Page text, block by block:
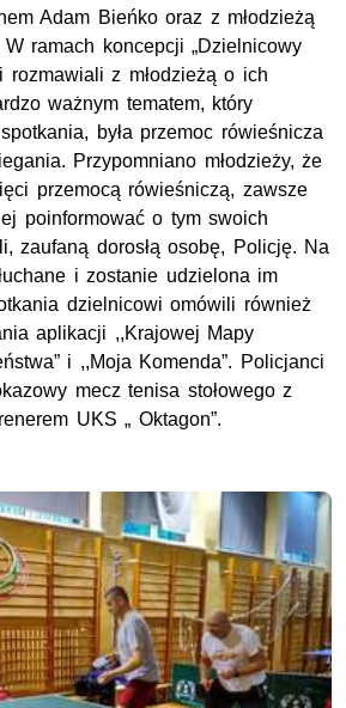
Adam Bieńko oraz z młodzieżą
ramach koncepcji „Dzielnicowy
rozmawiali z młodzieżą o ich
ważnym tematem, który
była przemoc rówieśnicza
Przypomniano młodzieży, że
przemocą rówieśniczą, zawsze
poinformować o tym swoich
zaufaną dorosłą osobę, Policję. Na
i zostanie udzielona im
dzielnicowi omówili również
aplikacji ,,Krajowej Mapy
”i ,,Moja Komenda”. Policjanci
mecz tenisa stołowego z
UKS „ Oktagon”.